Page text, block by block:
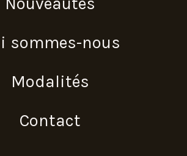
sommes-nous
Modalités
Contact